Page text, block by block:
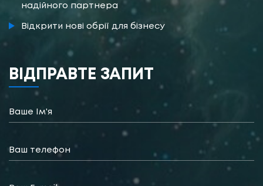
надійного партнера
Відкрити нові обрії для бізнесу
ВІДПРАВТЕ ЗАПИТ